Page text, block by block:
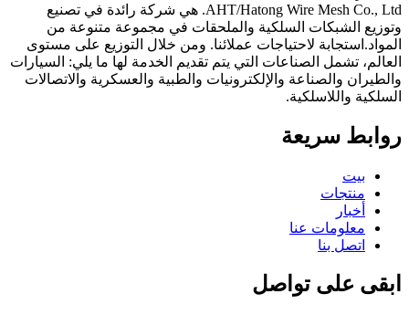
AHT/Hatong Wire Mesh Co., Ltd. هي شركة رائدة في تصنيع
وتوزيع الشبكات السلكية والملحقات في مجموعة متنوعة من
المواد.استجابة لاحتياجات عملائنا. ومن خلال التوزيع على مستوى
العالم، تشمل الصناعات التي يتم تقديم الخدمة لها ما يلي: السيارات
والطيران والصناعة والإلكترونيات والطبية والعسكرية والاتصالات
السلكية واللاسلكية.
روابط سريعة
بيت
منتجات
أخبار
معلومات عنا
اتصل بنا
ابقى على تواصل